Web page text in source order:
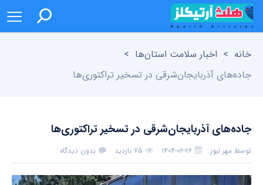
خانه > اخبار سلامت استان‌ها >
جاده‌های آذربایجان‌شرقی در تسخیر تراکتوری‌ها
جاده‌های آذربایجان‌شرقی در تسخیر تراکتوری‌ها
توسط مهر نیوز ۱۴۰۴-۰۲-۲۶ ۷۵ بازدید بدون دیدگاه